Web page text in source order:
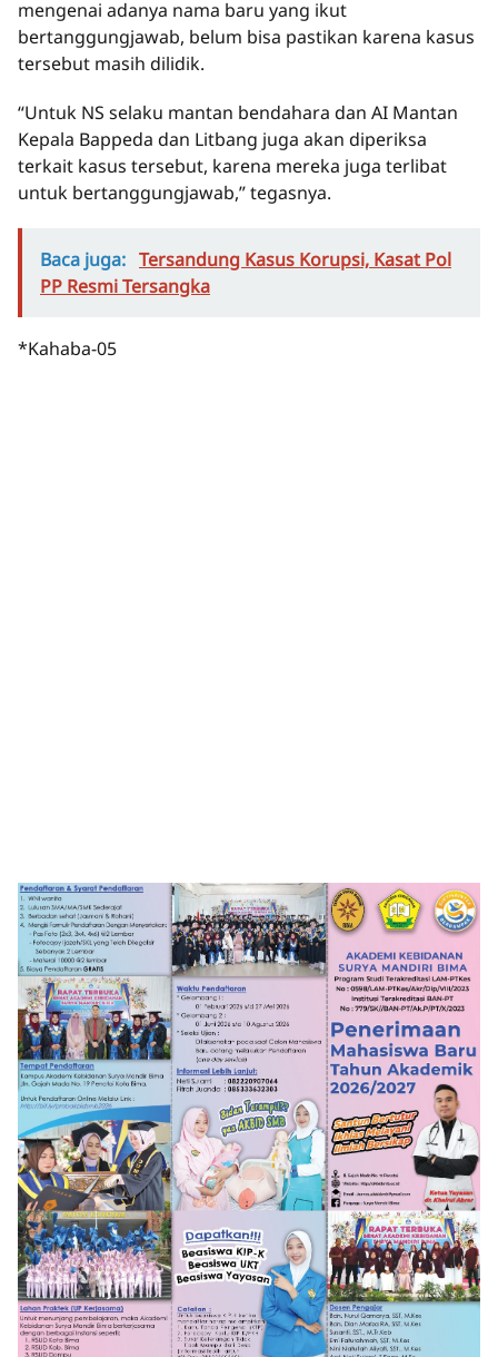
mengenai adanya nama baru yang ikut
bertanggungjawab, belum bisa pastikan karena kasus
tersebut masih dilidik.
“Untuk NS selaku mantan bendahara dan AI Mantan
Kepala Bappeda dan Litbang juga akan diperiksa
terkait kasus tersebut, karena mereka juga terlibat
untuk bertanggungjawab,” tegasnya.
Baca juga: Tersandung Kasus Korupsi, Kasat Pol
PP Resmi Tersangka
*Kahaba-05